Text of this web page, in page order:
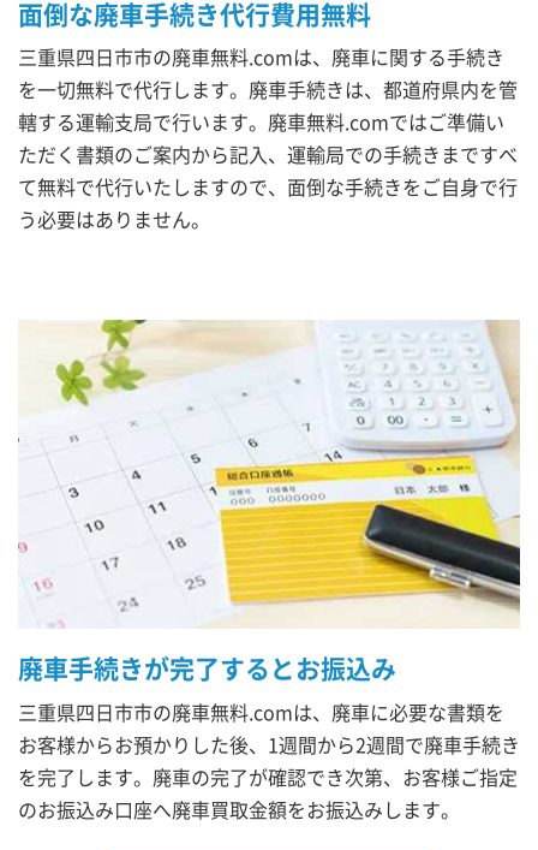
面倒な廃車手続き代行費用無料
三重県四日市市の廃車無料.comは、廃車に関する手続き
を一切無料で代行します。廃車手続きは、都道府県内を管
轄する運輸支局で行います。廃車無料.comではご準備い
ただく書類のご案内から記入、運輸局での手続きまですべ
て無料で代行いたしますので、面倒な手続きをご自身で行
う必要はありません。
廃車手続きが完了するとお振込み
三重県四日市市の廃車無料.comは、廃車に必要な書類を
お客様からお預かりした後、1週間から2週間で廃車手続き
を完了します。廃車の完了が確認でき次第、お客様ご指定
のお振込み口座へ廃車買取金額をお振込みします。